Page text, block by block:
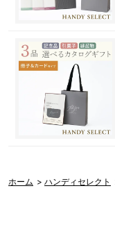
ホーム > ハンディセレクト